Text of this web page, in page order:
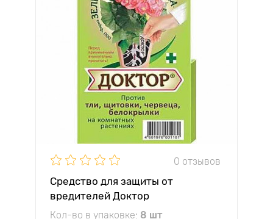
0 отзывов
Средство для защиты от
вредителей Доктор
Кол-во в упаковке: 8 шт